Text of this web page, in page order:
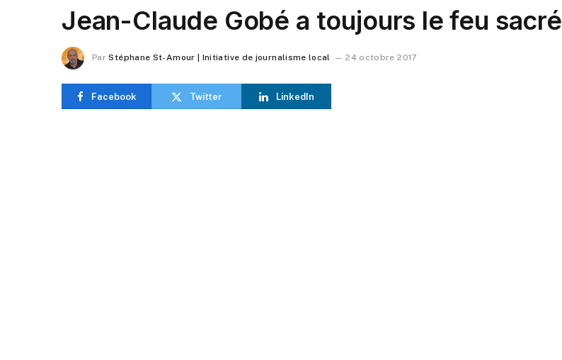
Jean-Claude Gobé a toujours le feu sacré
Par Stéphane St-Amour | Initiative de journalisme local 24 octobre 2017
Facebook Twitter LinkedIn